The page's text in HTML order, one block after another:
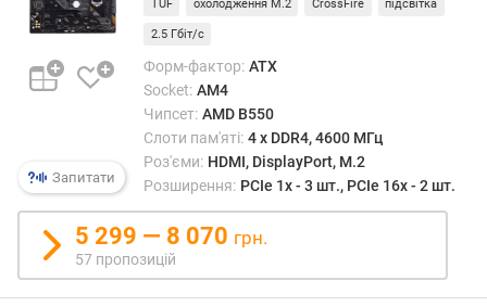
с
т
а
р
а
D
Запитати
TUF охолодження M.2 CrossFire підсвітка
2.5 Гбіт/с
Форм-фактор: ATX
Socket: AM4
Чипсет: AMD B550
Слоти пам'яті: 4 х DDR4, 4600 МГц
Роз'єми: HDMI, DisplayPort, M.2
Розширення: PCIe 1x - 3 шт., PCIe 16x - 2 шт.
5 299 — 8 070 грн.
57 пропозицій